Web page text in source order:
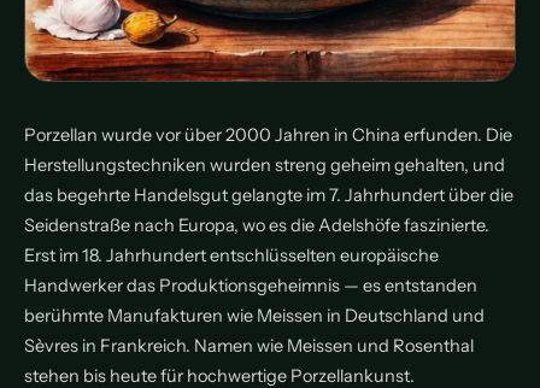
Porzellan wurde vor über 2000 Jahren in China erfunden. Die
Herstellungstechniken wurden streng geheim gehalten, und
das begehrte Handelsgut gelangte im 7. Jahrhundert über die
Seidenstraße nach Europa, wo es die Adelshöfe faszinierte.
Erst im 18. Jahrhundert entschlüsselten europäische
Handwerker das Produktionsgeheimnis — es entstanden
berühmte Manufakturen wie Meissen in Deutschland und
Sèvres in Frankreich. Namen wie Meissen und Rosenthal
stehen bis heute für hochwertige Porzellankunst.